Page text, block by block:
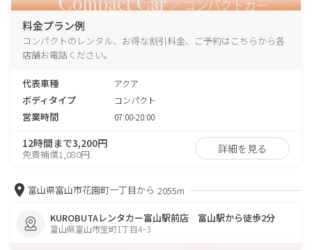
料金プラン例
コンパクトのレンタル、お得な割引料金、ご予約はこちらから各
店舗お電話ください。
代表車種 アクア
ボディタイプ コンパクト
営業時間 07:00-20:00
12時間まで3,200円
免責補償1,080円 詳細を見る
富山県富山市花園町一丁目から 2055m
KUROBUTAレンタカー富山駅前店 富山駅から徒歩2分
富山県富山市宝町1丁目4−3